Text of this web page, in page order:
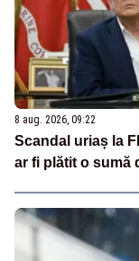
8 aug. 2026, 09:22
Scandal uriaș la
ar fi plătit o sumă